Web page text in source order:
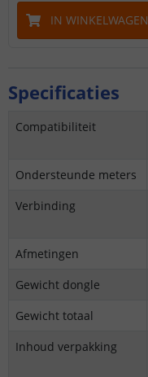
IN WINKELWAGEN
Specificaties
Compatibiliteit
Ondersteunde meters
Verbinding
Afmetingen
Gewicht dongle
Gewicht totaal
Inhoud verpakking